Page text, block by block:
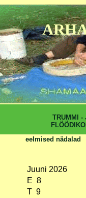
eelmised nädalad
Juuni 2026
E 8
T 9
TRUMMI -